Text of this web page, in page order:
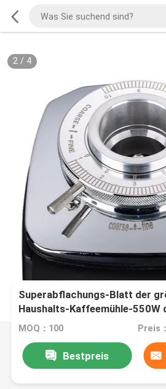
2/ 4
Superabflachungs-Blatt der
Haushalts-Kaffeemühle-550W
MOQ：100 Preis
Bestpreis